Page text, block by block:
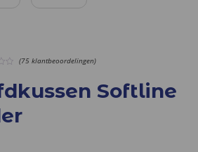
(75 klantbeoordelingen)
Softline